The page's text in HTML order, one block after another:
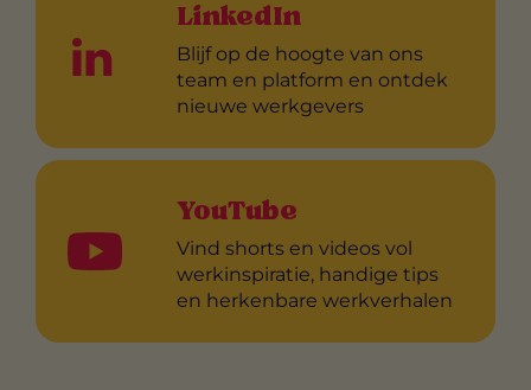
LinkedIn
Blijf op de hoogte van ons
team en platform en ontdek
nieuwe werkgevers
YouTube
Vind shorts en videos vol
werkinspiratie, handige tips
en herkenbare werkverhalen